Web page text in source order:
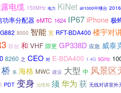
电缆 150MHz 电力 KiNet slr1000中继台 2016
功率分配器 eMTC 1624 IP67 iPhone 极
G882 8000 智能 宽 RFT-BDA400 楼宇对
联创 和 VHF 隙更 GP338D 应急 威泰
8260 之 CEO 对 E-BDA400 1.4G 5GHz
桥 系 海格 MWC 建设 大型 中 风景区
PDT 变身 治理局 须 华为 获 无线对讲室外